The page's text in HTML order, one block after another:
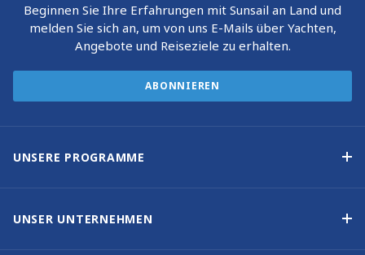
Beginnen Sie Ihre Erfahrungen mit Sunsail an Land und
melden Sie sich an, um von uns E-Mails über Yachten,
Angebote und Reiseziele zu erhalten.
ABONNIEREN
UNSERE PROGRAMME
UNSER UNTERNEHMEN